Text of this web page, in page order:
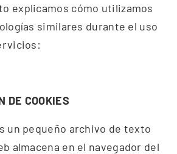
explicamos cómo utilizamos
similares durante el uso
DE COOKIES
un pequeño archivo de texto
almacena en el navegador del